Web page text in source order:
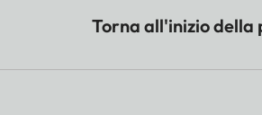
Torna all'inizio della